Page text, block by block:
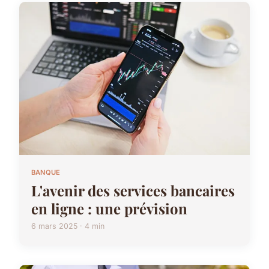
BANQUE
L'avenir des services bancaires
en ligne : une prévision
6 mars 2025 · 4 min